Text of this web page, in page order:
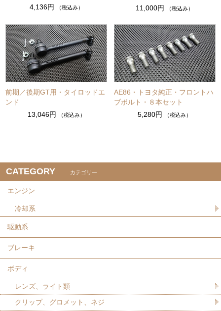
4,136円
（税込み）
11,000円
（税込み）
前期／後期GT用・タイロッドエ
ンド
13,046円
（税込み）
AE86・トヨタ純正・フロントハ
ブボルト・８本セット
5,280円
（税込み）
CATEGORY カテゴリー
エンジン
冷却系
駆動系
ブレーキ
ボディ
レンズ、ライト類
クリップ、グロメット、ネジ